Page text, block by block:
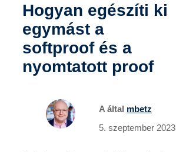
Hogyan egészíti ki
egymást a
softproof és a
nyomtatott proof
A által mbetz
5. szeptember 2023